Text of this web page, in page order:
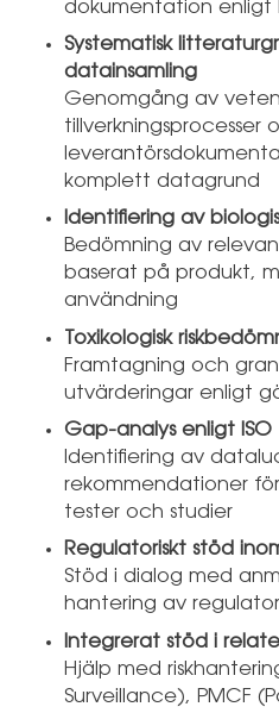
dokumentation enligt
Systematisk
datainsamling
Genomgång av
tillverkningsprocesser
komplett datagrund
Identifiering av
Bedömning av
baserat på produkt,
användning
Toxikologisk
Framtagning och
utvärderingar enligt
Gap-analys enligt ISO
Identifiering av
rekommendationer
tester och studier
Regulatoriskt stöd
Stöd i dialog med
hantering av
Integrerat stöd i
Hjälp med
Surveillance), PMCF